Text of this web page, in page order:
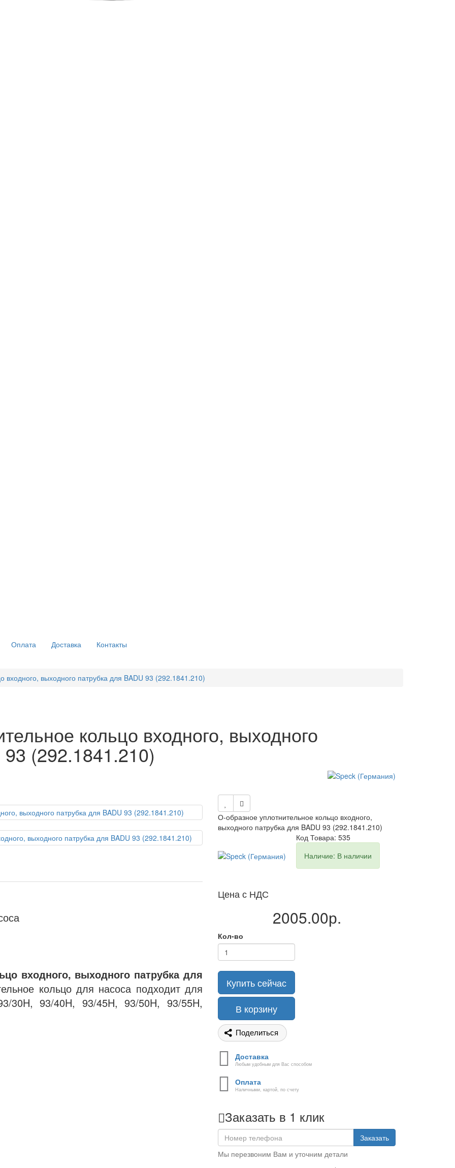
Оплата Доставка Контакты
входного, выходного патрубка для BADU 93 (292.1841.210)
кольцо входного, выходного
(292.1841.210)
входного, выходного патрубка для
кольцо для насоса подходит для
30H, 93/40H, 93/45H, 93/50H, 93/55H,
О-образное уплотнительное кольцо входного,
выходного патрубка для BADU 93 (292.1841.210)
Код Товара: 535
Наличие: В наличии
Цена с НДС
2005.00р.
Кол-во
Купить сейчас
В корзину
Поделиться
Доставка
Любым удобным для Вас способом
Оплата
Наличными, картой, по счету
Заказать в 1 клик
Заказать
Мы перезвоним Вам и уточним детали